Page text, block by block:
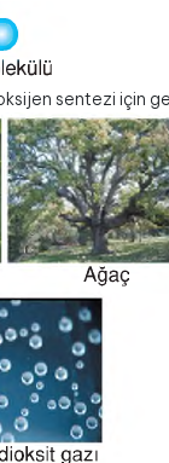
sentezi için